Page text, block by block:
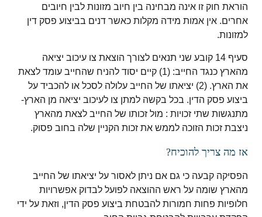
הוראת חוק זו אינה מבחינה בין חיוב מזונות לבין חיובים
אחרים. אין אמות מידה מקלות כאשר דנים בביצוע פסק דין
למזונות.
סעיף 14 קובע שני תנאים לצורך הוצאת צו עיכוב יציאה
מהארץ כנגד החייב: (1) קיים יסוד להניח שהחייב עומד לצאת
את הארץ. (2) יציאתו של החייב עלולה לסכל או להכביד על
ביצוע פסק הדין. בכל בקשה למתן צו לעיכוב יציאה מן הארץ-
מתנגשות שתי זכויות : מול זכותו של החייב לצאת מהארץ
ניצבת זכות הזוכה לממש את זכות הקניין שלה בחוב פסוק.
אז מה צריך להוכיח?
הפסיקה קבעה כי גם אם ניתן לאסור על יציאתו של החייב
מהארץ שומה על ראש ההוצאה לפועל לבדוק אפשרויות
חלופיות פחות חמורות להבטחת ביצוע פסק הדין, וזאת על ידי